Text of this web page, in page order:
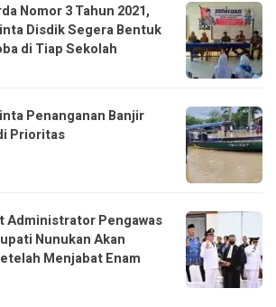
Nomor 3 Tahun 2021,
Disdik Segera Bentuk
di Tiap Sekolah
Penanganan Banjir
Prioritas
Administrator Pengawas
Nunukan Akan
Menjabat Enam